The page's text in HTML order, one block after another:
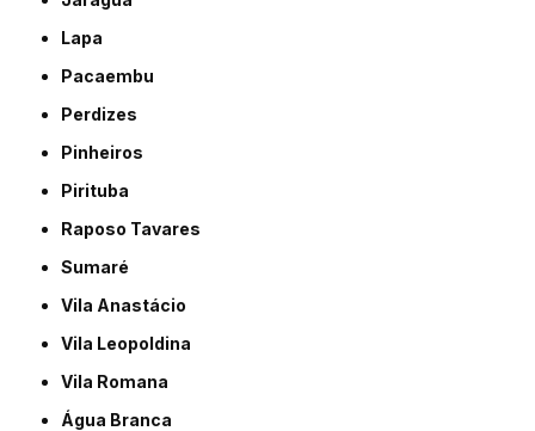
Lapa
Pacaembu
Perdizes
Pinheiros
Pirituba
Raposo Tavares
Sumaré
Vila Anastácio
Vila Leopoldina
Vila Romana
Água Branca